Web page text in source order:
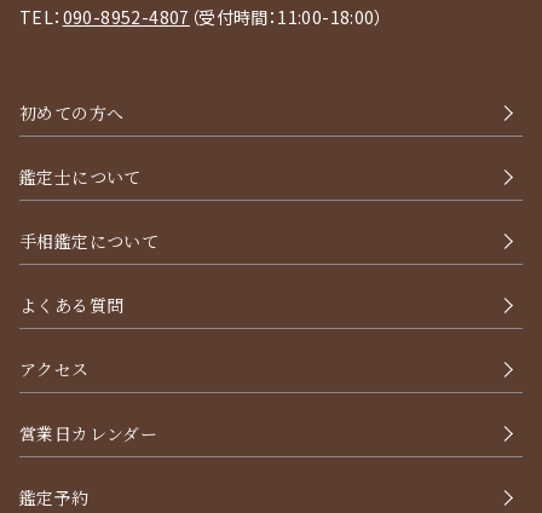
TEL： 090-8952-4807 （受付時間：11:00-18:00）
初めての方へ
鑑定士について
手相鑑定について
よくある質問
アクセス
営業日カレンダー
鑑定予約